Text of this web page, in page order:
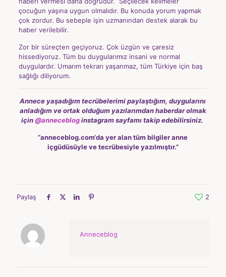
çocuğun yaşına uygun olmalıdır. Bu konuda yorum yapmak
çok zordur. Bu sebeple işin uzmanından destek alarak bu
haber verilebilir.
Zor bir süreçten geçiyoruz. Çok üzgün ve çaresiz
hissediyoruz. Tüm bu duygularımız insani ve normal
duygulardır. Umarım tekrarı yaşanmaz, tüm Türkiye için baş
sağlığı diliyorum.
Annece yaşadığım tecrübelerimi paylaştığım, duygularını
anladığım ve ortak olduğum yazılarımdanhaberdar olmak
için@annecebloginstagram sayfamı takip edebilirsiniz.
“anneceblog.com‘da yer alan tüm bilgiler anne
içgüdüsüyle ve tecrübesiyle yazılmıştır.”
Paylaş 2
Anneceblog